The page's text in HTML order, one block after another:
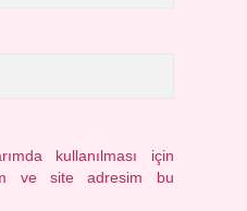
kullanılması için
ve site adresim bu